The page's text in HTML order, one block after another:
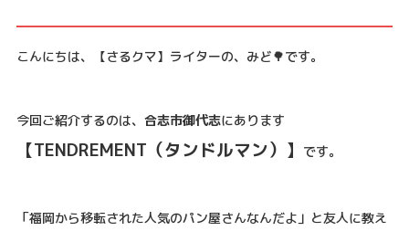
こんにちは、【さるクマ】ライターの、みど🌳です。
今回ご紹介するのは、 合志市御代志にあります
【TENDREMENT（タンドルマン）】 です。
「福岡から移転された人気のパン屋さんなんだよ」と友人に教え